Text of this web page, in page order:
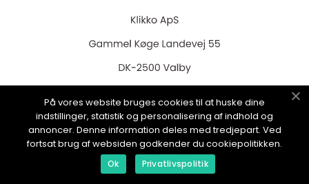
web: www.klikko.dk
Menu
På vores website bruges cookies til at huske dine
indstillinger, statistik og personalisering af indhold og
annoncer. Denne information deles med tredjepart. Ved
fortsat brug af websiden godkender du cookiepolitikken.
Ok Privatlivspolitik